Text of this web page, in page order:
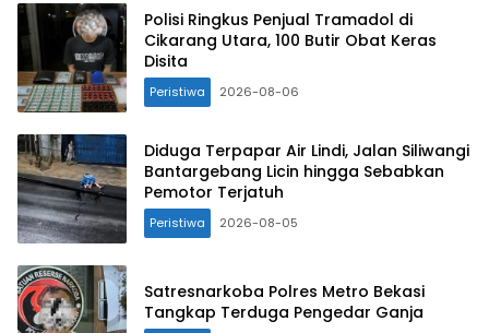
Polisi Ringkus Penjual Tramadol di
Cikarang Utara, 100 Butir Obat Keras
Disita
Peristiwa 2026-08-06
Diduga Terpapar Air Lindi, Jalan Siliwangi
Bantargebang Licin hingga Sebabkan
Pemotor Terjatuh
Peristiwa 2026-08-05
Satresnarkoba Polres Metro Bekasi
Tangkap Terduga Pengedar Ganja